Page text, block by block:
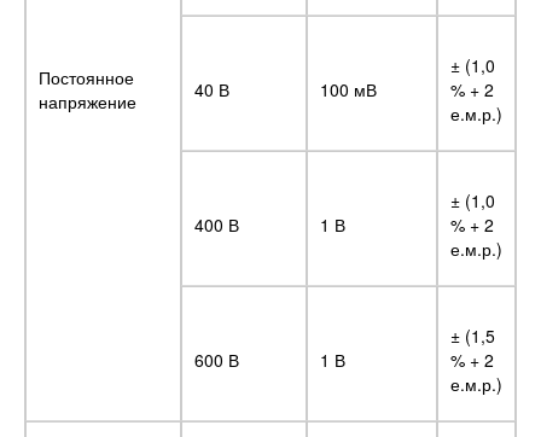
Постоянное
напряжение
40 В 100 мВ
± (1,0
% + 2
е.м.р.)
400 В 1 В
± (1,0
% + 2
е.м.р.)
600 В 1 В
± (1,5
% + 2
е.м.р.)